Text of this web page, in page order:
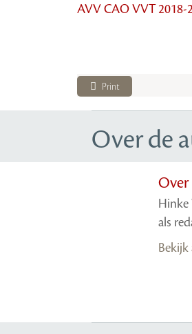
AVV CAO VVT 2018-
Print
Over de
Over
Hinke
als